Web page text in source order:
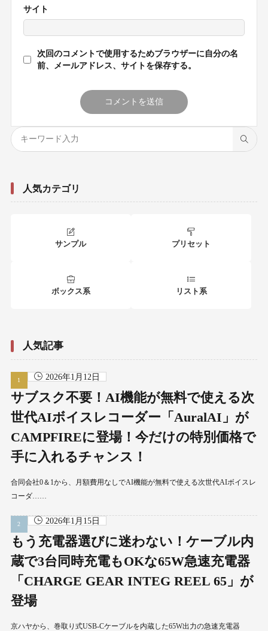
サイト
次回のコメントで使用するためブラウザーに自分の名
前、メールアドレス、サイトを保存する。
人気カテゴリ
サンプル プリセット
ボックス系 リスト系
人気記事
2026年1月12日
サブスク不要！AI機能が無料で使える次
世代AIボイスレコーダー「AuralAI」が
CAMPFIREに登場！今だけの特別価格で
手に入れるチャンス！
合同会社0＆1から、月額費用なしでAI機能が無料で使える次世代AIボイスレ
コーダ……
2026年1月15日
もう充電器選びに迷わない！ケーブル内
蔵で3台同時充電もOKな65W急速充電器
「CHARGE GEAR INTEG REEL 65」が
登場
京ハヤから、巻取り式USB-Cケーブルを内蔵した65W出力の急速充電器